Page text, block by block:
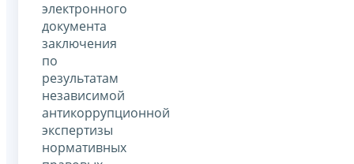
электронного
документа
заключения
по
результатам
независимой
антикоррупционной
экспертизы
нормативных